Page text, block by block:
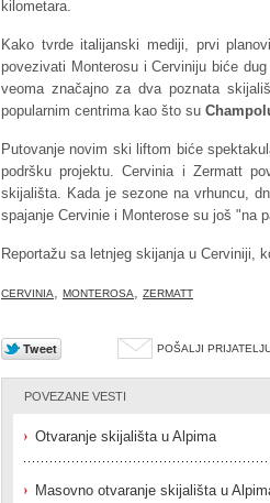
kilometara.
Kako tvrde italijanski mediji, prvi
povezivati Monterosu i Cerviniju biće
veoma značajno za dva poznata
popularnim centrima kao što su
Putovanje novim ski liftom biće
podršku projektu. Cervinia i Zermatt
skijališta. Kada je sezone na vrhuncu,
spajanje Cervinie i Monterose su još "na
Reportažu sa letnjeg skijanja u Cerviniji,
CERVINIA, MONTEROSA, ZERMATT
POŠALJI
POVEZANE VESTI
Otvaranje skijališta u Alpima
Masovno otvaranje skijališta u